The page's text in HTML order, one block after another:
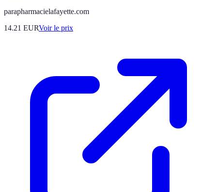
parapharmacielafayette.com
14.21 EURVoir le prix